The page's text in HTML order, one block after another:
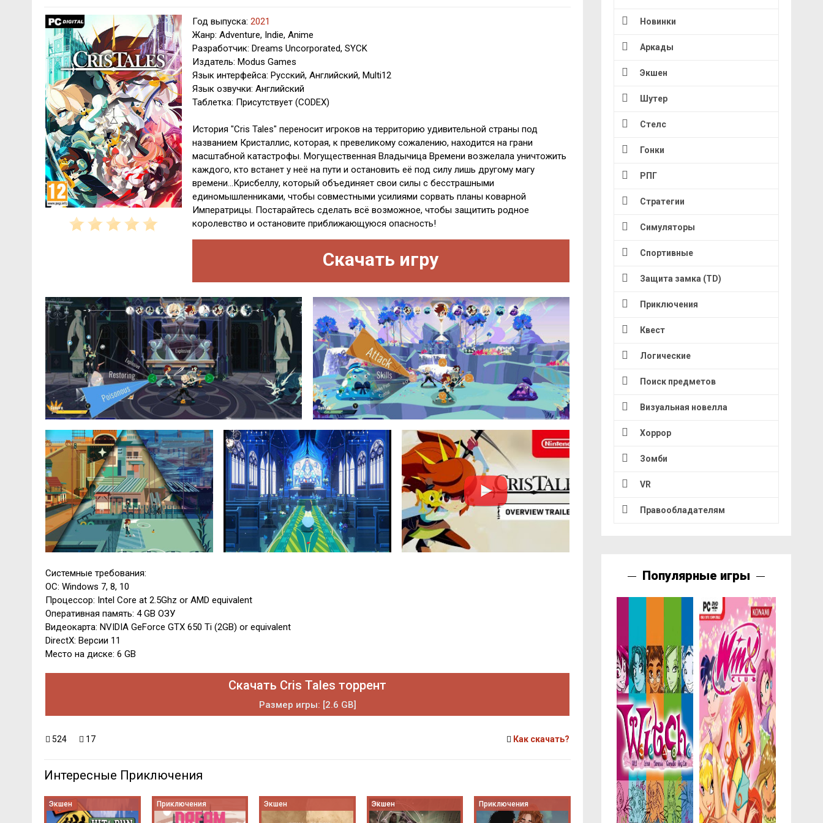
Год выпуска: 2021
Жанр: Adventure, Indie, Anime
Разработчик: Dreams Uncorporated, SYCK
Издатель: Modus Games
Язык интерфейса: Русский, Английский, Multi12
Язык озвучки: Английский
Таблетка: Присутствует (CODEX)
История "Cris Tales" переносит игроков на территорию удивительной страны под
названием Кристаллис, которая, к превеликому сожалению, находится на грани
масштабной катастрофы. Могущественная Владычица Времени возжелала уничтожить
каждого, кто встанет у неё на пути и остановить её под силу лишь другому магу
времени...Крисбеллу, который объединяет свои силы с бесстрашными
единомышленниками, чтобы совместными усилиями сорвать планы коварной
Императрицы. Постарайтесь сделать всё возможное, чтобы защитить родное
королевство и остановите приближающуюся опасность!
Скачать игру
Системные требования:
ОС: Windows 7, 8, 10
Процессор: Intel Core at 2.5Ghz or AMD equivalent
Оперативная память: 4 GB ОЗУ
Видеокарта: NVIDIA GeForce GTX 650 Ti (2GB) or equivalent
DirectX: Версии 11
Место на диске: 6 GB
Скачать Cris Tales торрент
Размер игры: [2.6 GB]
524 17 Как скачать?
Интересные Приключения
Экшен Приключения Экшен Экшен Приключения
Новинки
Аркады
Экшен
Шутер
Стелс
Гонки
РПГ
Стратегии
Симуляторы
Спортивные
Защита замка (TD)
Приключения
Квест
Логические
Поиск предметов
Визуальная новелла
Хоррор
Зомби
VR
Правообладателям
Популярные игры